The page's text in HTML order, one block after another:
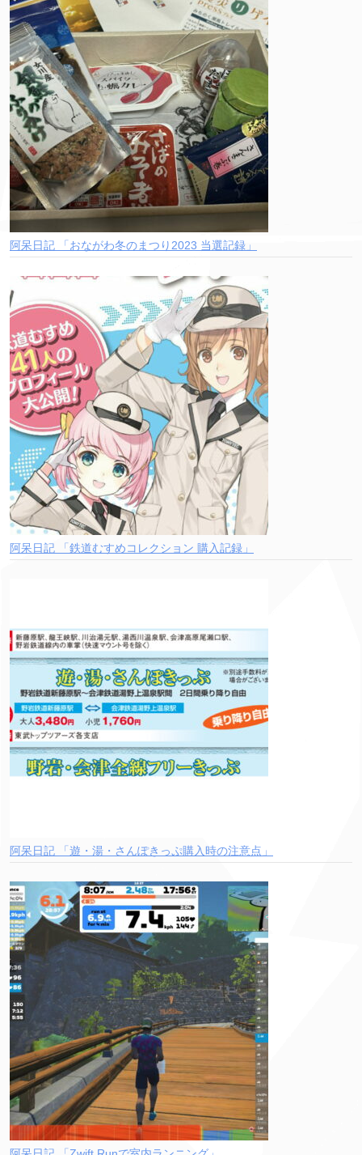
阿呆日記 「おながわ冬のまつり2023 当選記録」
阿呆日記 「鉄道むすめコレクション 購入記録」
阿呆日記 「遊・湯・さんぽきっぷ購入時の注意点」